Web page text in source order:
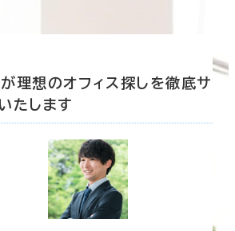
理想のオフィス探しを徹底サ
たします